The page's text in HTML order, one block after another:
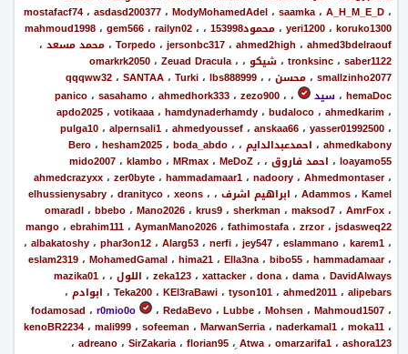
mostafacf74، asdasd200377، ModyMohamedAdel، saamka، A_H_M_E_D،
yeri1200، koruko1300 ،محمود153998 ، mahmoud1998، gem566، railyn02،
Torpedo،jersonbc317، ahmed2high ، ahmed3bdelraouf ،محمد مسعد ،
tronksinc، saber1122 ،شيكو ، omarkrk2050، Zeuad Dracula،
smallzinho2077 ،محسن ، qqqww32، SANTAA، Turki، lbs888999،
hemaDoc ،سيد ، panico، sasahamo، ahmedhork333، zezo900،
apdo2025، votikaaa، hamdynaderhamdy، budaloco، ahmedkarim،
pulga10، alpernsali1، ahmedyoussef، anskaa66، yasser01992500،
ahmedkabony ، احمدعبدالدايم ، Bero، hesham2025، boda_abdo،
loayamo55 ، احمد فاروق ، mido2007، klambo، MRmax، MeDoZ،
ahmedcrazyxx، zer0byte، hammadamaar1، nadoory، Ahmedmontaser،
Adammos، Kamel ، ابراهيم اشرف ، elhussienysabry، dranityco، xeons،
omaradl، bbebo، Mano2026، krus9، sherkman ، maksod7، AmrFox،
mango، ebrahim111، AymanMano2026، fathimostafa، zrzor،jsdasweq22
، albakatoshy، phar3on12، Alarg53، nerfi،jey547، eslammano، karem1،
eslam2319، MohamedGamal، hima21، Ella3na، bibo55، hammadamaar،
zeka123، xattacker، dona، dama، DavidAlways ، اللول ، mazika01،
Teka200، KEl3raBawi، tyson101، ahmed2011، alipebars ، ابوادم ،
fodamosad ، r0mio0o ، RedaBevo، Lubbe، Mohsen ، Mahmoud1507،
kenoBR2234، mali999، sofeeman ، MarwanSerria، naderkamal1، moka11،
adreano، SirZakaria، florian95،ِAtwa، omarzarifa1، ashora123 ،